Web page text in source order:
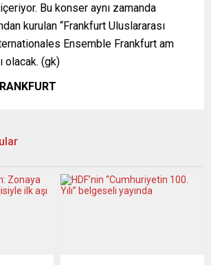
Bu konser aynı zamanda
kurulan “Frankfurt Uluslararası
Ensemble Frankfurt am
olacak. (gk)